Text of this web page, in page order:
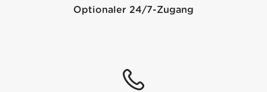
Optionaler 24/7-Zugang